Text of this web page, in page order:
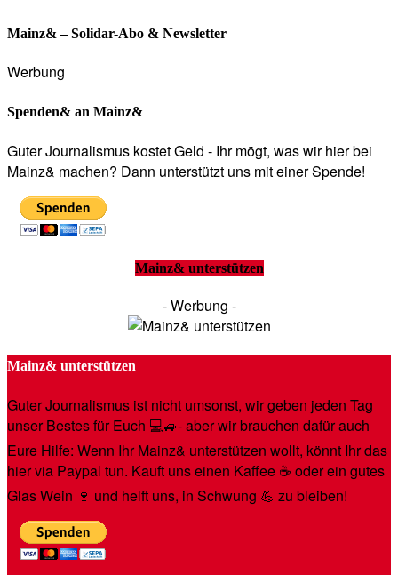
Mainz& – Solidar-Abo & Newsletter
Werbung
Spenden& an Mainz&
Guter Journalismus kostet Geld - Ihr mögt, was wir hier bei
Mainz& machen? Dann unterstützt uns mit einer Spende!
Mainz& unterstützen
- Werbung -
Mainz& unterstützen
Guter Journalismus ist nicht umsonst, wir geben jeden Tag
unser Bestes für Euch 💻🚙- aber wir brauchen dafür auch
Eure Hilfe: Wenn Ihr Mainz& unterstützen wollt, könnt Ihr das
hier via Paypal tun. Kauft uns einen Kaffee ☕️ oder ein gutes
Glas Wein 🍷 und helft uns, in Schwung 💪 zu bleiben!